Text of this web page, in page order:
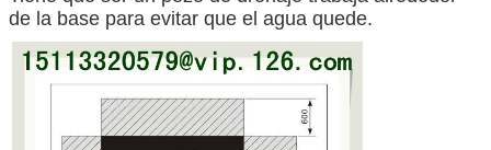
de la base para evitar que el agua quede.